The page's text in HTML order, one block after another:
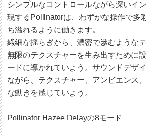
シンプルなコントロールながら深いイ
現するPollinatorは、わずかな操作で多
ち溢れるように働きます。
繊細な揺らぎから、濃密で滲むような
無限のテクスチャーを生み出すために
ードに導かれていよう。サウンドデザ
ながら、テクスチャー、アンビエンス
な動きを感じていよう。
Pollinator Hazee Delayの8モード